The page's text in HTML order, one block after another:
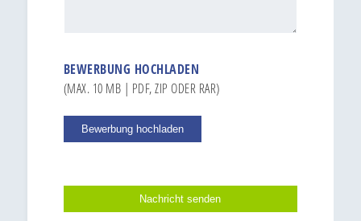
BEWERBUNG HOCHLADEN
(MAX. 10 MB | PDF, ZIP ODER RAR)
Bitte lasse dieses Feld leer.